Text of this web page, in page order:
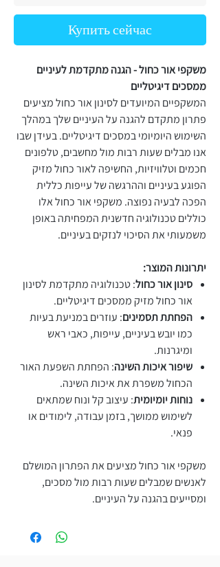
Купить сейчас
משקפי אור כחול - הגנה מתקדמת לעיניים
ממסכים דיגיטליים
המשקפיים המיועדים לסינון אור כחול מציעים
פתרון מתקדם להגנה על העיניים שלך במהלך
השימוש היומיומי במסכים דיגיטליים. בעידן שבו
אנו מבלים שעות רבות מול מחשבים, טלפונים
חכמים וטלוויזיות, החשיפה לאור כחול מזיק
הפוגע בעיניים וההרגשה של עייפות כללית
הפכה לבעיה נפוצה. משקפי אור כחול אלו
כוללים טכנולוגיה חדשנית המפחיתה באופן
משמעותי את הסיכוי לנזקים בעיניים.
יתרונות המוצר:
סינון אור כחול: טכנולוגיה מתקדמת לסינון
אור כחול מזיק ממסכים דיגיטליים.
הפחתת תסמינים: עוזרים במניעת בעיות
כמו יובש בעיניים, עייפות, כאבי ראש
ומיגרנות.
שיפור איכות השינה: הפחתת השפעת האור
הכחול משפרת את איכות השינה.
נוחות יומיומית: עיצוב קל ונוח שמתאים
לשימוש ממושך, בזמן עבודה, לימודים או
פנאי.
משקפי אור כחול מציעים את הפתרון המושלם
לאנשים שמבלים שעות רבות מול מסכים,
ומסייעים בהגנה על העיניים.